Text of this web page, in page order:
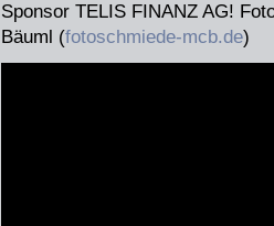
Sponsor TELIS FINANZ AG!
Bäuml (fotoschmiede-mcb.de)